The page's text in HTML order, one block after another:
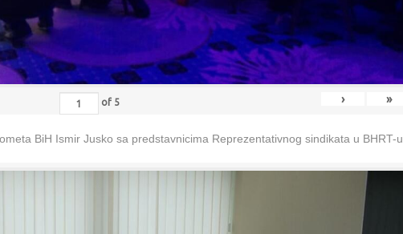
of 5 › »
BiH Ismir Jusko sa predstavnicima Reprezentativnog sindikata u BHRT-u